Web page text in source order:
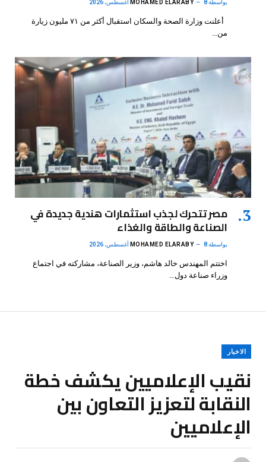
بواسطة MOHAMED ELARABY 8 أغسطس، 2026
أعلنت وزارة الصحة والسكان استقبال أكثر من ٧١ مليون زيارة
من…
مصر تتحرك لجذب استثمارات هندية جديدة في
الصناعة والطاقة والغذاء
بواسطة MOHAMED ELARABY 8 أغسطس، 2026
اختتم المهندس خالد هاشم، وزير الصناعة، مشاركته في اجتماع
وزراء صناعة دول…
الاخبار
نقيب الإعلاميين يكشف خطة
النقابة لتعزيز التعاون بين
الإعلاميين